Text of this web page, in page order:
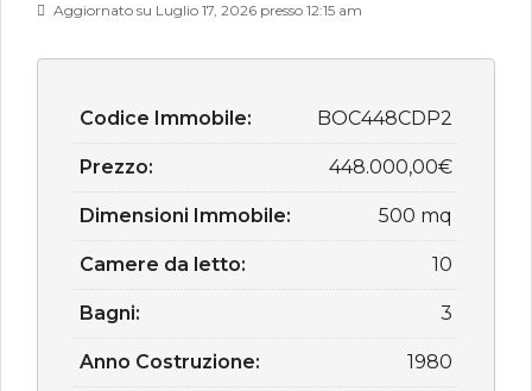
Aggiornato su Luglio 17, 2026 presso 12:15 am
Codice Immobile: BOC448CDP2
Prezzo: 448.000,00€
Dimensioni Immobile: 500 mq
Camere da letto: 10
Bagni: 3
Anno Costruzione: 1980